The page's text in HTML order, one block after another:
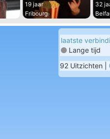
19 jaar
Fribourg
32
laatste
Lange tijd
92 Uitzichten |